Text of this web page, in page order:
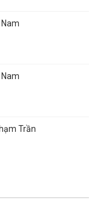
Nam
Nam
Trần